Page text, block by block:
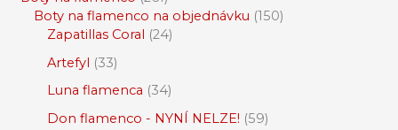
Boty na flamenco na objednávku 150
Zapatillas Coral 24
Artefyl 33
Luna flamenca 34
Don flamenco - NYNÍ NELZE! 59